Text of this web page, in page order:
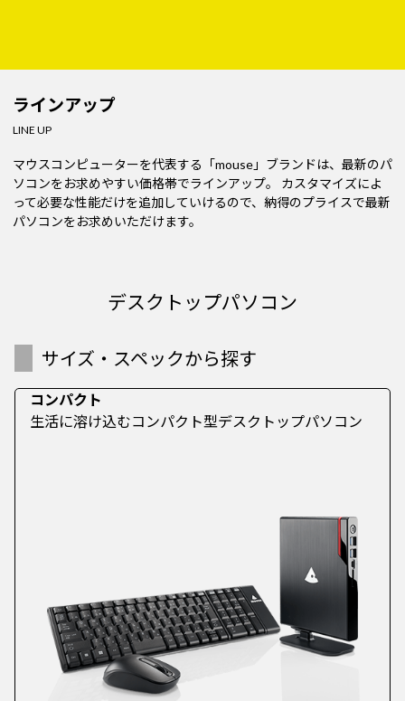
ラインアップ
LINE UP
マウスコンピューターを代表する「mouse」ブランドは、最新のパ
ソコンをお求めやすい価格帯でラインアップ。 カスタマイズによ
って必要な性能だけを追加していけるので、納得のプライスで最新
パソコンをお求めいただけます。
デスクトップパソコン
サイズ・スペックから探す
コンパクト
生活に溶け込むコンパクト型デスクトップパソコン